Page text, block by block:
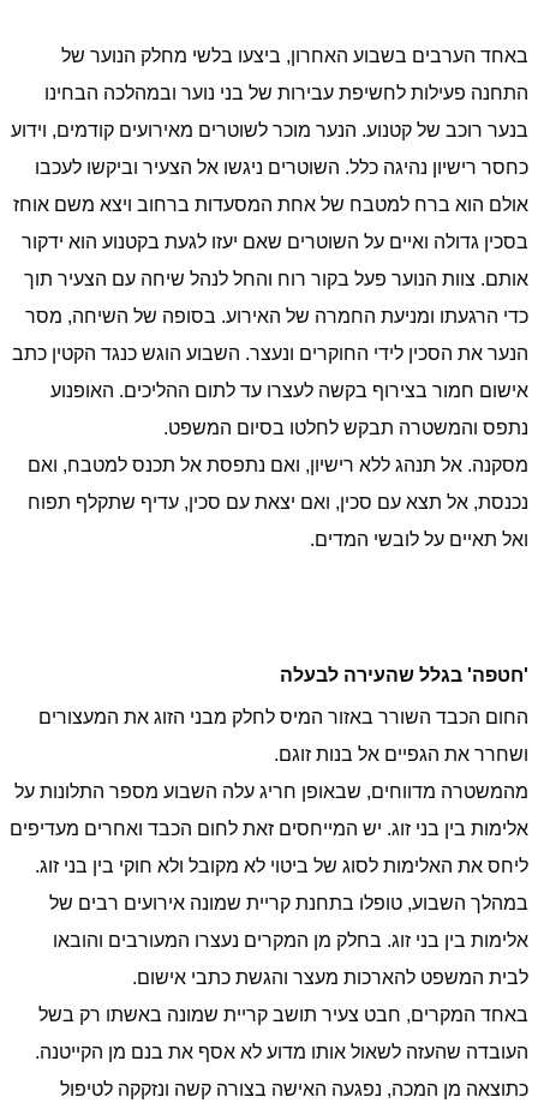
באחד הערבים בשבוע האחרון, ביצעו בלשי מחלק הנוער של
התחנה פעילות לחשיפת עבירות של בני נוער ובמהלכה הבחינו
בנער רוכב של קטנוע. הנער מוכר לשוטרים מאירועים קודמים, וידוע
כחסר רישיון נהיגה כלל. השוטרים ניגשו אל הצעיר וביקשו לעכבו
אולם הוא ברח למטבח של אחת המסעדות ברחוב ויצא משם אוחז
בסכין גדולה ואיים על השוטרים שאם יעזו לגעת בקטנוע הוא ידקור
אותם. צוות הנוער פעל בקור רוח והחל לנהל שיחה עם הצעיר תוך
כדי הרגעתו ומניעת החמרה של האירוע. בסופה של השיחה, מסר
הנער את הסכין לידי החוקרים ונעצר. השבוע הוגש כנגד הקטין כתב
אישום חמור בצירוף בקשה לעצרו עד לתום ההליכים. האופנוע
נתפס והמשטרה תבקש לחלטו בסיום המשפט.
מסקנה. אל תנהג ללא רישיון, ואם נתפסת אל תכנס למטבח, ואם
נכנסת, אל תצא עם סכין, ואם יצאת עם סכין, עדיף שתקלף תפוח
ואל תאיים על לובשי המדים.
'חטפה' בגלל שהעירה לבעלה
החום הכבד השורר באזור המיס לחלק מבני הזוג את המעצורים
ושחרר את הגפיים אל בנות זוגם.
מהמשטרה מדווחים, שבאופן חריג עלה השבוע מספר התלונות על
אלימות בין בני זוג. יש המייחסים זאת לחום הכבד ואחרים מעדיפים
ליחס את האלימות לסוג של ביטוי לא מקובל ולא חוקי בין בני זוג.
במהלך השבוע, טופלו בתחנת קריית שמונה אירועים רבים של
אלימות בין בני זוג. בחלק מן המקרים נעצרו המעורבים והובאו
לבית המשפט להארכות מעצר והגשת כתבי אישום.
באחד המקרים, חבט צעיר תושב קריית שמונה באשתו רק בשל
העובדה שהעזה לשאול אותו מדוע לא אסף את בנם מן הקייטנה.
כתוצאה מן המכה, נפגעה האישה בצורה קשה ונזקקה לטיפול